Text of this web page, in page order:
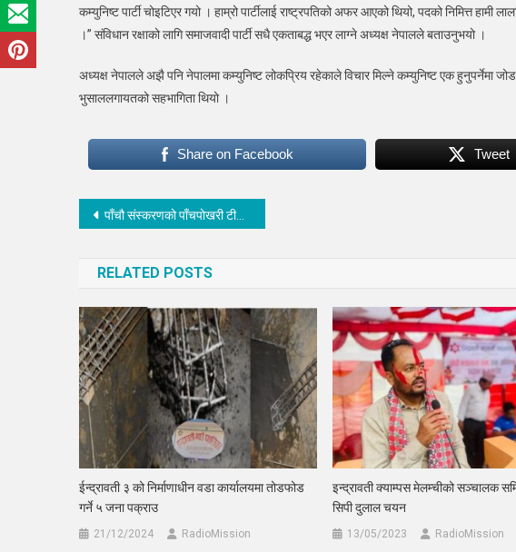
कम्युनिष्ट पार्टी चोइटिएर गयो । हाम्रो पार्टीलाई राष्ट्रपतिको अफर आएको थियो, पदको निमित्त हामी
।” संविधान रक्षाको लागि समाजवादी पार्टी सधै एकताबद्ध भएर लाग्ने अध्यक्ष नेपालले बताउनुभयो ।
अध्यक्ष नेपालले अझै पनि नेपालमा कम्युनिष्ट लोकप्रिय रहेकाले विचार मिल्ने कम्युनिष्ट एक हुनुपर्नेमा
भुसाललगायतको सहभागिता थियो ।
Share on Facebook Tweet
Post
पाँचौ संस्करणको पाँचपोखरी टी–२० क्रिकेट प्रतियोगिताको उपाधि ह्योल्मो ११ हेलम्बुको पोल्टामा
RELATED POSTS
ईन्द्रावती ३ को निर्माणाधीन वडा कार्यालयमा तोडफोड
गर्ने ५ जना पक्राउ
21/12/2024 RadioMission
इन्द्रावती क्याम्पस मेलम्चीको सञ्चालक
सिपी दुलाल चयन
13/05/2023 RadioMission